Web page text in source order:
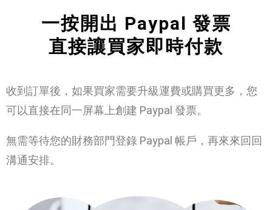
一按開出 Paypal 發票
直接讓買家即時付款
收到訂單後，如果買家需要升級運費或購買更多，您
可以直接在同一屏幕上創建 Paypal 發票。
無需等待您的財務部門登錄 Paypal 帳戶，再來來回回
溝通安排。